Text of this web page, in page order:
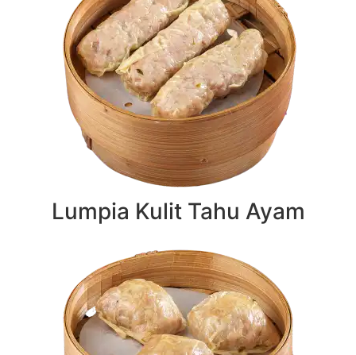
Lumpia Kulit Tahu Ayam